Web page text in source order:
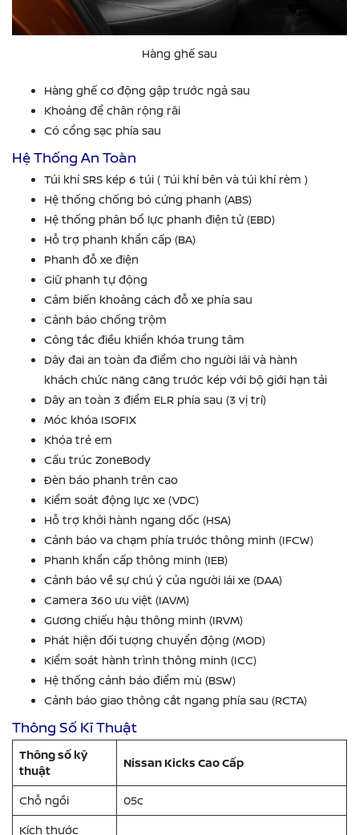
Hàng ghế sau
Hàng ghế cơ động gập trước ngả sau
Khoảng để chân rộng rãi
Có cổng sạc phía sau
Hệ Thống An Toàn
Túi khí SRS kép 6 túi ( Túi khí bên và túi khí rèm )
Hệ thống chống bó cứng phanh (ABS)
Hệ thống phân bổ lực phanh điện tử (EBD)
Hỗ trợ phanh khẩn cấp (BA)
Phanh đỗ xe điện
Giữ phanh tự động
Cảm biến khoảng cách đỗ xe phía sau
Cảnh báo chống trộm
Công tắc điều khiển khóa trung tâm
Dây đai an toàn đa điểm cho người lái và hành
khách chức năng căng trước kép với bộ giới hạn tải
Dây an toàn 3 điểm ELR phía sau (3 vị trí)
Móc khóa ISOFIX
Khóa trẻ em
Cấu trúc ZoneBody
Đèn báo phanh trên cao
Kiểm soát động lực xe (VDC)
Hỗ trợ khởi hành ngang dốc (HSA)
Cảnh báo va chạm phía trước thông minh (IFCW)
Phanh khẩn cấp thông minh (IEB)
Cảnh báo về sự chú ý của người lái xe (DAA)
Camera 360 ưu việt (IAVM)
Gương chiếu hậu thông minh (IRVM)
Phát hiện đối tượng chuyển động (MOD)
Kiểm soát hành trình thông minh (ICC)
Hệ thống cảnh báo điểm mù (BSW)
Cảnh báo giao thông cắt ngang phía sau (RCTA)
Thông Số Kĩ Thuật
Thông số kỹ
thuật
Nissan Kicks Cao Cấp
Chỗ ngồi 05c
Kích thước